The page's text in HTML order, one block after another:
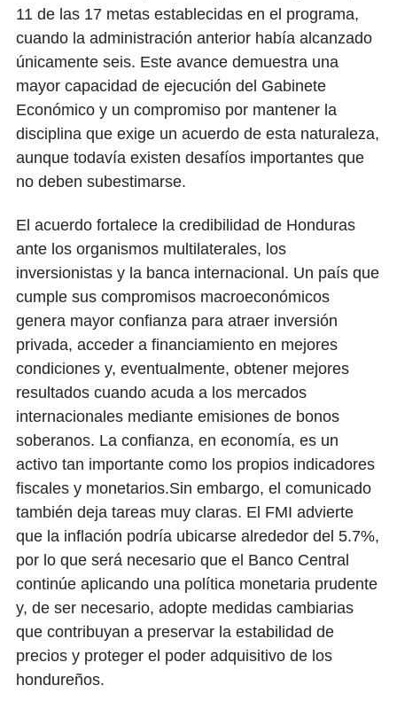
11 de las 17 metas establecidas en el programa,
cuando la administración anterior había alcanzado
únicamente seis. Este avance demuestra una
mayor capacidad de ejecución del Gabinete
Económico y un compromiso por mantener la
disciplina que exige un acuerdo de esta naturaleza,
aunque todavía existen desafíos importantes que
no deben subestimarse.
El acuerdo fortalece la credibilidad de Honduras
ante los organismos multilaterales, los
inversionistas y la banca internacional. Un país que
cumple sus compromisos macroeconómicos
genera mayor confianza para atraer inversión
privada, acceder a financiamiento en mejores
condiciones y, eventualmente, obtener mejores
resultados cuando acuda a los mercados
internacionales mediante emisiones de bonos
soberanos. La confianza, en economía, es un
activo tan importante como los propios indicadores
fiscales y monetarios.Sin embargo, el comunicado
también deja tareas muy claras. El FMI advierte
que la inflación podría ubicarse alrededor del 5.7%,
por lo que será necesario que el Banco Central
continúe aplicando una política monetaria prudente
y, de ser necesario, adopte medidas cambiarias
que contribuyan a preservar la estabilidad de
precios y proteger el poder adquisitivo de los
hondureños.